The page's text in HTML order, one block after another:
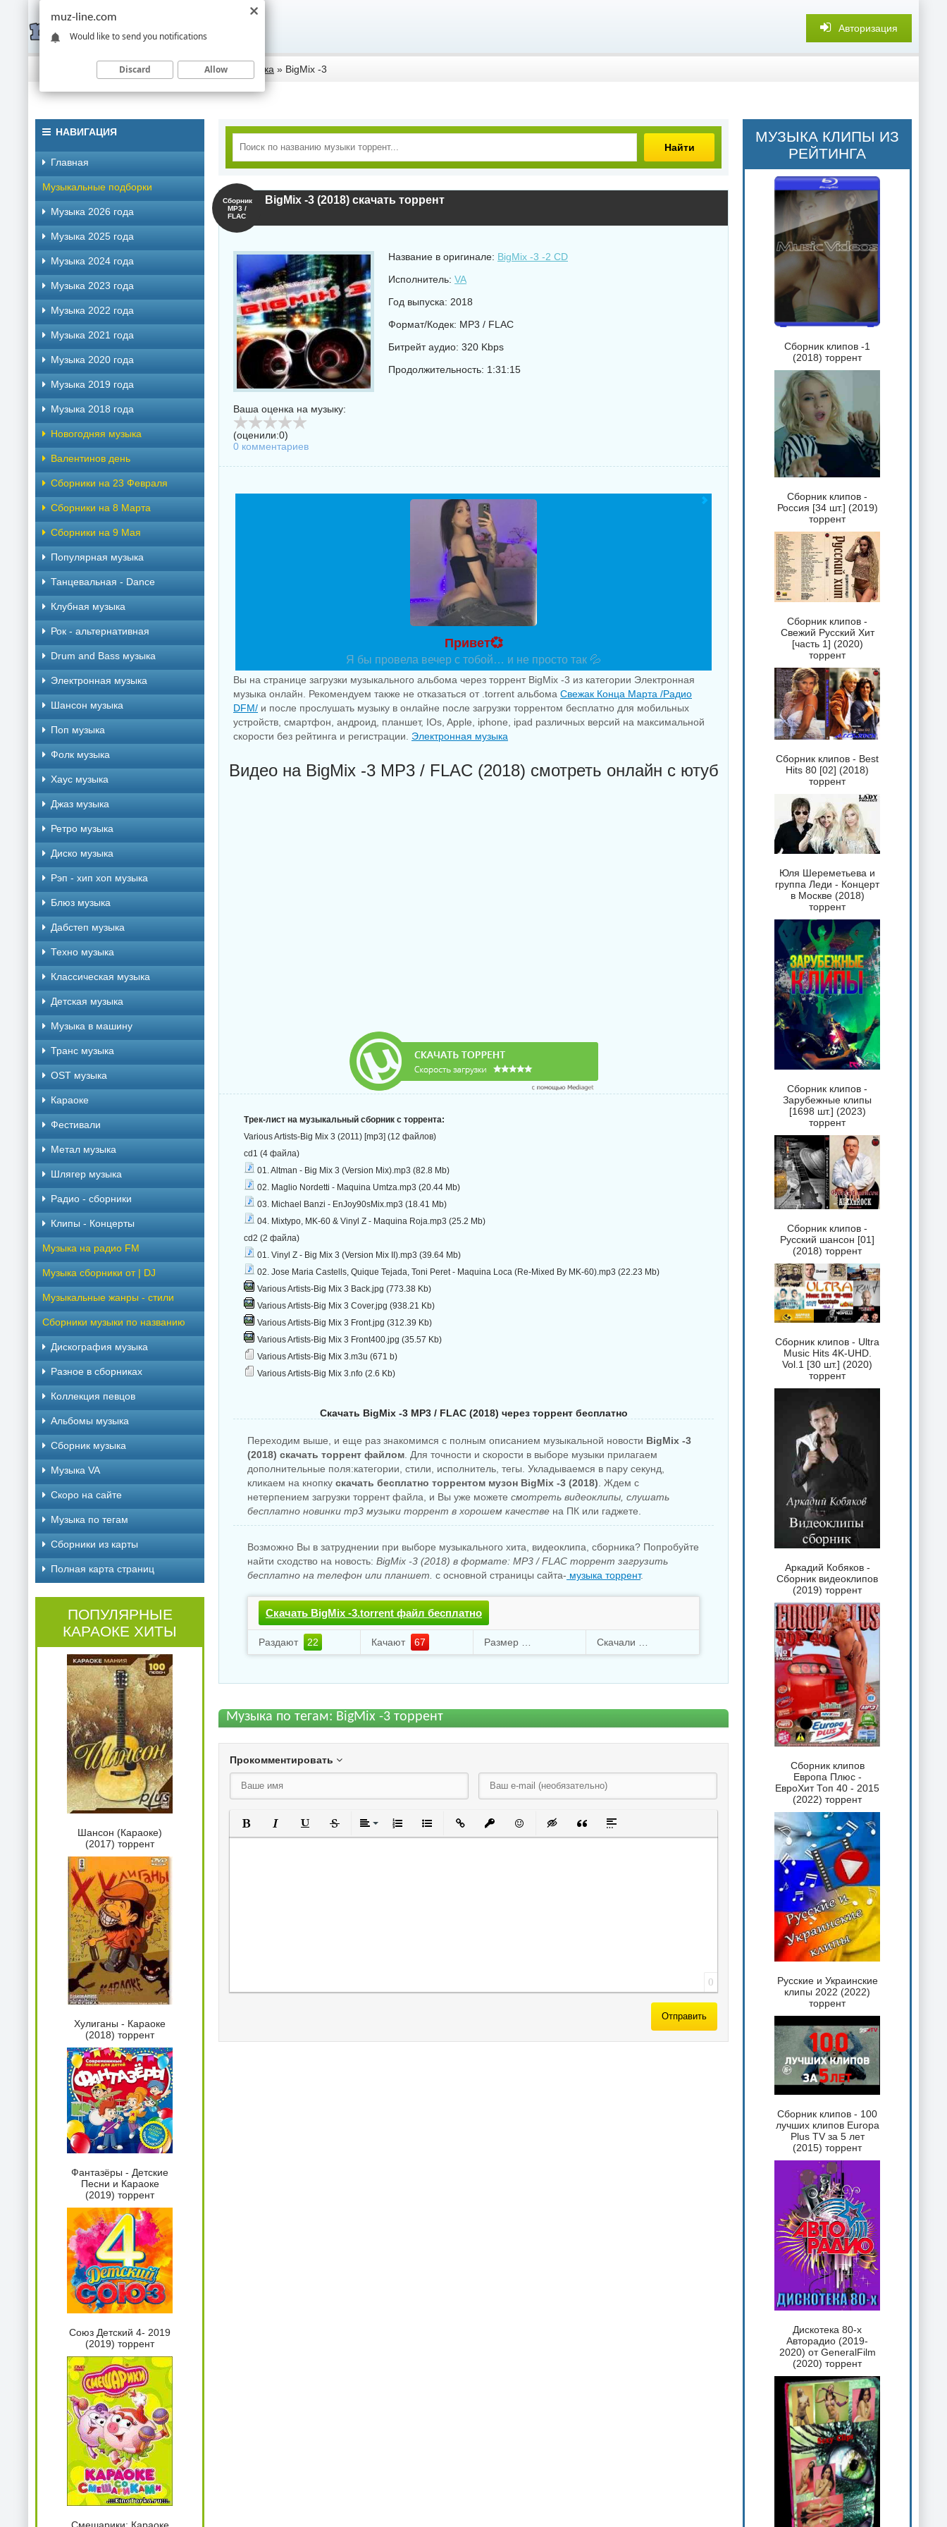
Авторизация
Скачать музыку торрентом Электронная музыка » BigMix -3
Найти
BigMix -3 (2018) скачать торрент
Сборник
MP3 /
FLAC
Ваша оценка на музыку:
(оценили:0)
0 комментариев
Название в оригинале: BigMix -3 -2 CD
Исполнитель: VA
Год выпуска: 2018
Формат/Кодек: MP3 / FLAC
Битрейт аудио: 320 Kbps
Продолжительность: 1:31:15
Привет💞
Я бы провела вечер с тобой… и не просто так 💦
Вы на странице загрузки музыкального альбома через торрент BigMix -3 из категории Электронная
музыка онлайн. Рекомендуем также не отказаться от .torrent альбома Свежак Конца Марта /Радио
DFM/ и после прослушать музыку в онлайне после загрузки торрентом бесплатно для мобильных
устройств, смартфон, андроид, планшет, IOs, Apple, iphone, ipad различных версий на максимальной
скорости без рейтинга и регистрации. Электронная музыка
Видео на BigMix -3 MP3 / FLAC (2018) смотреть онлайн с ютуб
Трек-лист на музыкальный сборник с торрента:
Various Artists-Big Mix 3 (2011) [mp3] (12 файлов)
cd1 (4 файла)
01. Altman - Big Mix 3 (Version Mix).mp3 (82.8 Mb)
02. Maglio Nordetti - Maquina Umtza.mp3 (20.44 Mb)
03. Michael Banzi - EnJoy90sMix.mp3 (18.41 Mb)
04. Mixtypo, MK-60 & Vinyl Z - Maquina Roja.mp3 (25.2 Mb)
cd2 (2 файла)
01. Vinyl Z - Big Mix 3 (Version Mix II).mp3 (39.64 Mb)
02. Jose Maria Castells, Quique Tejada, Toni Peret - Maquina Loca (Re-Mixed By MK-60).mp3 (22.23 Mb)
Various Artists-Big Mix 3 Back.jpg (773.38 Kb)
Various Artists-Big Mix 3 Cover.jpg (938.21 Kb)
Various Artists-Big Mix 3 Front.jpg (312.39 Kb)
Various Artists-Big Mix 3 Front400.jpg (35.57 Kb)
Various Artists-Big Mix 3.m3u (671 b)
Various Artists-Big Mix 3.nfo (2.6 Kb)
Скачать BigMix -3 MP3 / FLAC (2018) через торрент бесплатно
Переходим выше, и еще раз знакомимся с полным описанием музыкальной новости BigMix -3
(2018) скачать торрент файлом . Для точности и скорости в выборе музыки прилагаем
дополнительные поля:категории, стили, исполнитель, тегы. Укладываемся в пару секунд,
кликаем на кнопку скачать бесплатно торрентом музон BigMix -3 (2018) . Ждем с
нетерпением загрузки торрент файла, и Вы уже можете смотреть видеоклипы, слушать
бесплатно новинки mp3 музыки торрент в хорошем качестве на ПК или гаджете.
Возможно Вы в затруднении при выборе музыкального хита, видеоклипа, сборника? Попробуйте
найти сходство на новость: BigMix -3 (2018) в формате: MP3 / FLAC торрент загрузить
бесплатно на телефон или планшет. с основной страницы сайта- музыка торрент.
Скачать BigMix -3.torrent файл бесплатно
Раздают 22 Качают 67
Музыка по тегам: BigMix -3 торрент
Прокомментировать
Полужирный
КурсивПодчеркнутый
ЗачеркнутыйВыравнивание
Нумерованный список
Маркированный список
Вставить ссылку
Вставить защищенную ссылку
Вставить смайлик
Вставка скрытого текста
Вставка цитаты
Вставка спойлера
0
Отправить
НАВИГАЦИЯ
Главная
Музыкальные подборки
Музыка 2026 года
Музыка 2025 года
Музыка 2024 года
Музыка 2023 года
Музыка 2022 года
Музыка 2021 года
Музыка 2020 года
Музыка 2019 года
Музыка 2018 года
Новогодняя музыка
Валентинов день
Сборники на 23 Февраля
Сборники на 8 Марта
Сборники на 9 Мая
Популярная музыка
Танцевальная - Dance
Клубная музыка
Рок - альтернативная
Drum and Bass музыка
Электронная музыка
Шансон музыка
Поп музыка
Фолк музыка
Хаус музыка
Джаз музыка
Ретро музыка
Диско музыка
Рэп - хип хоп музыка
Блюз музыка
Дабстеп музыка
Техно музыка
Классическая музыка
Детская музыка
Музыка в машину
Транс музыка
OST музыка
Караоке
Фестивали
Метал музыка
Шлягер музыка
Радио - сборники
Клипы - Концерты
Музыка на радио FM
Музыка сборники от | DJ
Музыкальные жанры - стили
Сборники музыки по названию
Дискография музыка
Разное в сборниках
Коллекция певцов
Альбомы музыка
Сборник музыка
Музыка VA
Скоро на сайте
Музыка по тегам
Cборники из карты
Полная карта страниц
ПОПУЛЯРНЫЕ
КАРАОКЕ ХИТЫ
Шансон (Караоке)
(2017) торрент
Хулиганы - Караоке
(2018) торрент
Фантазёры - Детские
Песни и Караоке
(2019) торрент
Союз Детский 4- 2019
(2019) торрент
МУЗЫКА КЛИПЫ ИЗ
РЕЙТИНГА
Сборник клипов -1
(2018) торрент
Сборник клипов -
Россия [34 шт.] (2019)
торрент
Сборник клипов -
Свежий Русский Хит
[часть 1] (2020)
торрент
Сборник клипов - Best
Hits 80 [02] (2018)
торрент
Юля Шереметьева и
группа Леди - Концерт
в Москве (2018)
торрент
Сборник клипов -
Зарубежные клипы
[1698 шт.] (2023)
торрент
Сборник клипов -
Русский шансон [01]
(2018) торрент
Сборник клипов - Ultra
Music Hits 4K-UHD.
Vol.1 [30 шт.] (2020)
торрент
Аркадий Кобяков -
Сборник видеоклипов
(2019) торрент
Сборник клипов
Европа Плюс -
ЕвроХит Топ 40 - 2015
(2022) торрент
Русские и Украинские
клипы 2022 (2022)
торрент
Сборник клипов - 100
лучших клипов Europa
Plus TV за 5 лет
(2015) торрент
Дискотека 80-х
Авторадио (2019-
2020) от GeneralFilm
(2020) торрент
muz-line.com
Would like to send you notifications
Discard Allow